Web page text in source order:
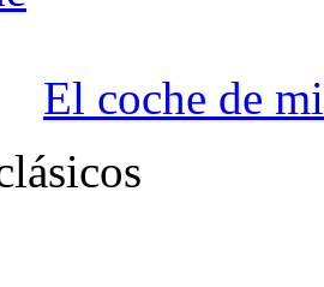
El coche de